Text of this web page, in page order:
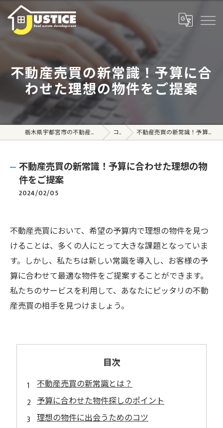
不動産売買の新常識！予算に合
わせた理想の物件をご提案
栃木県宇都宮市の不動産売買なら株式会社ジャスティス コラム 不動産売買の新常識！予算に合わせた理想の物件をご提案
不動産売買の新常識！予算に合わせた理想の物
件をご提案
2024/02/05
不動産売買において、希望の予算内で理想の物件を見つ
けることは、多くの人にとって大きな課題となっていま
す。しかし、私たちは新しい常識を導入し、お客様の予
算に合わせて最適な物件をご提案することができます。
私たちのサービスを利用して、あなたにピッタリの不動
産売買の相手を見つけましょう。
目次
不動産売買の新常識とは？
予算に合わせた物件探しのポイント
理想の物件に出会うためのコツ